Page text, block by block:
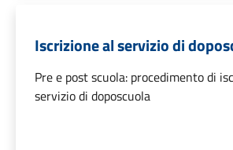
Iscrizione al servizio di
Pre e post scuola: procedimento di
servizio di doposcuola